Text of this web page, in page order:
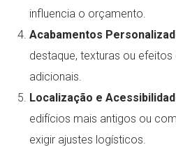
influencia o orçamento.
Acabamentos
destaque, texturas ou
adicionais.
Localização e
edifícios mais antigos ou
exigir ajustes logísticos.